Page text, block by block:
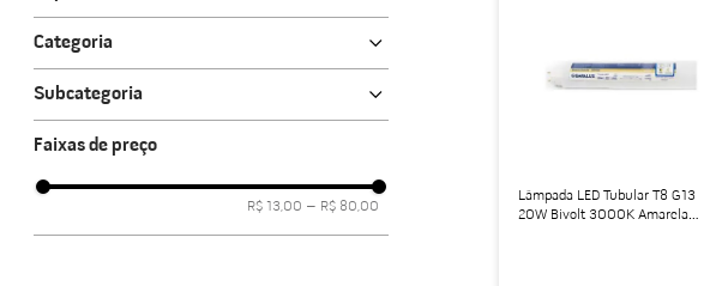
Categoria
Subcategoria
Faixas de preço
R$ 13,00 – R$ 80,00
Lâmpada LED Tubular T8 G13
20W Bivolt 3000K Amarela
telhas